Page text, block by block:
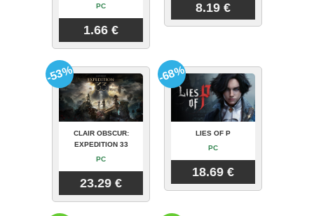
PC
1.66 €
8.19 €
CLAIR OBSCUR:
EXPEDITION 33
PC
23.29 €
-53%
LIES OF P
PC
18.69 €
-68%